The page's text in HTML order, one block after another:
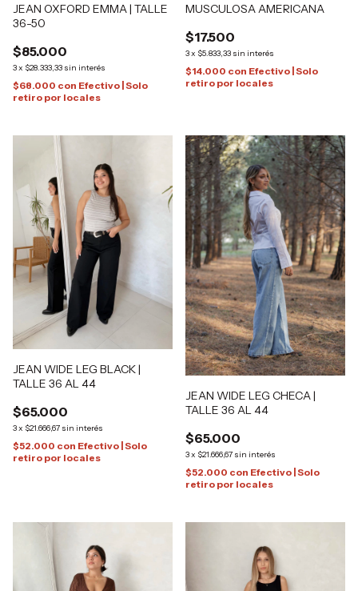
JEAN OXFORD EMMA | TALLE
36-50
$85.000
3x $28.333,33 sin interés
$68.000 con Efectivo | Solo
retiro por locales
MUSCULOSA AMERICANA
$17.500
3x $5.833,33 sin interés
$14.000 con Efectivo | Solo
retiro por locales
JEAN WIDE LEG BLACK |
TALLE 36 AL 44
$65.000
3x $21.666,67 sin interés
$52.000 con Efectivo | Solo
retiro por locales
JEAN WIDE LEG CHECA |
TALLE 36 AL 44
$65.000
3x $21.666,67 sin interés
$52.000 con Efectivo | Solo
retiro por locales